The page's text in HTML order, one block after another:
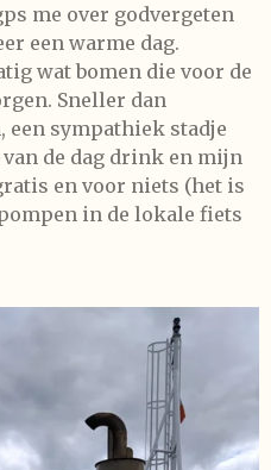
me over godvergeten
een warme dag.
wat bomen die voor de
Sneller dan
sympathiek stadje
de dag drink en mijn
en voor niets (het is
in de lokale fiets